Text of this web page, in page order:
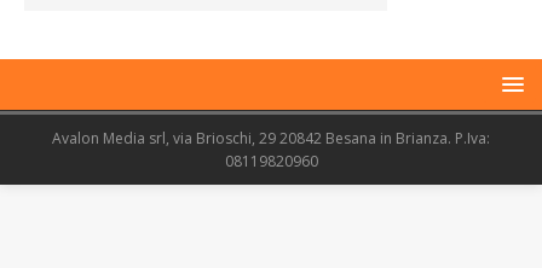
Avalon Media srl, via Brioschi, 29 20842 Besana in Brianza. P.Iva:
08119820960